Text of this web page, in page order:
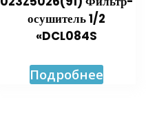
осушитель 1/2
«DCL084S
Подробнее